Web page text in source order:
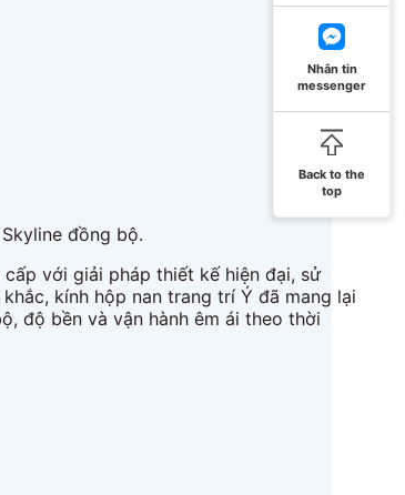
đồng bộ.
với giải pháp thiết kế hiện đại, sử
kính hộp nan trang trí Ý đã mang lại
độ bền và vận hành êm ái theo thời
Nhắn tin
messenger
Back to the
top